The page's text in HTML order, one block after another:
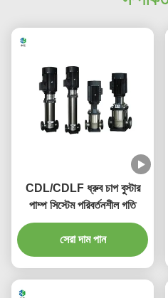
CDL/CDLF ধ্রুব চাপ বুস্টার
পাম্প সিস্টেম পরিবর্তনশীল গতি
সেরা দাম পান